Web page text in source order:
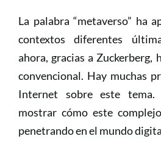
La palabra “metaverso” ha
contextos diferentes
ahora, gracias a Zuckerberg,
convencional. Hay muchas
Internet sobre este tema.
mostrar cómo este
penetrando en el mundo